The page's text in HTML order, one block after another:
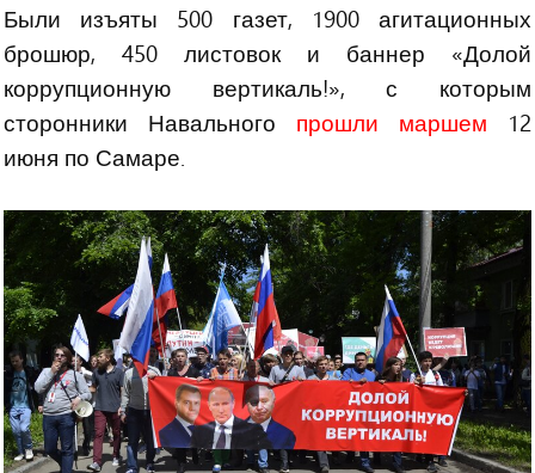
Были изъяты 500 газет, 1900 агитационных
брошюр, 450 листовок и баннер «Долой
коррупционную вертикаль!», с которым
сторонники Навального прошли маршем 12
июня по Самаре.